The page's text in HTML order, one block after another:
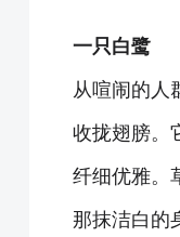
一只白鹭
从喧闹的人
收拢翅膀。
纤细优雅。
那抹洁白的